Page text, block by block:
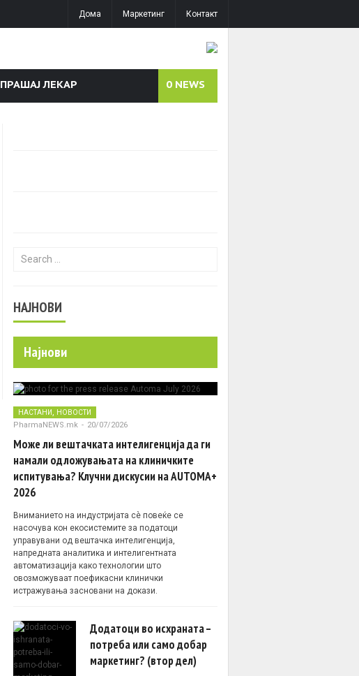
Дома Маркетинг Контакт
ПРАШАЈ ЛЕКАР 0 NEWS
Search for:
НАЈНОВИ
Најнови
НАСТАНИ НОВОСТИ
PharmaNEWS.mk - 20/07/2026
Може ли вештачката интелигенција да ги
намали одложувањата на клиничките
испитувања? Клучни дискусии на AUTOMA+
2026
Вниманието на индустријата сè повеќе се
насочува кон екосистемите за податоци
управувани од вештачка интелигенција,
напредната аналитика и интелигентната
автоматизација како технологии што
овозможуваат поефикасни клинички
истражувања засновани на докази.
Додатоци во исхраната –
потреба или само добар
маркетинг? (втор дел)